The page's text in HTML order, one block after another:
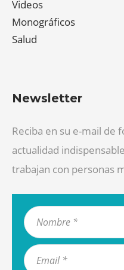
Videos
Monográficos
Salud
Newsletter
Reciba en su e-mail de
actualidad
trabajan con personas